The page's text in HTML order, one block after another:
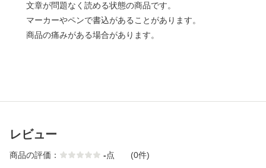
文章が問題なく読める状態の商品です。
マーカーやペンで書込があることがあります。
商品の痛みがある場合があります。
レビュー
商品の評価： -点 (0件)